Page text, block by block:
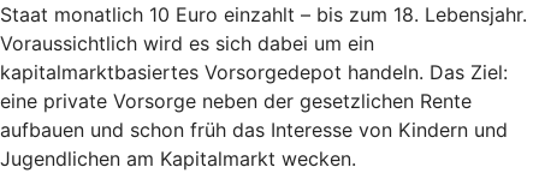
Staat monatlich 10 Euro einzahlt – bis zum 18. Lebensjahr.
Voraussichtlich wird es sich dabei um ein
kapitalmarktbasiertes Vorsorgedepot handeln. Das Ziel:
eine private Vorsorge neben der gesetzlichen Rente
aufbauen und schon früh das Interesse von Kindern und
Jugendlichen am Kapitalmarkt wecken.